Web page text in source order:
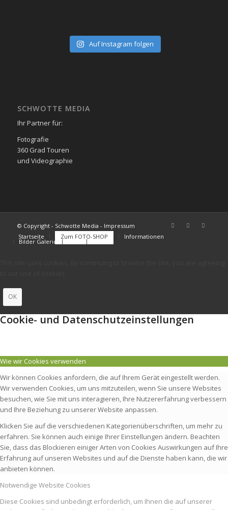
Auf Instagram folgen
SCHWOTTE MEDIA
Ihr Partner für:
Fotografie
360 Grad Touren
und Videographie
© Copyright - Schwotte Media - Impressum
Startseite
Zum FOTO-SHOP Informationen
Bilder Galerie
OK
Cookie- und Datenschutzeinstellungen
Wie wir Cookies verwenden
Wir können Cookies anfordern, die auf Ihrem Gerät eingestellt werden.
Wir verwenden Cookies, um uns mitzuteilen, wenn Sie unsere Websites
besuchen, wie Sie mit uns interagieren, Ihre Nutzererfahrung verbessern
und Ihre Beziehung zu unserer Website anpassen.
Klicken Sie auf die verschiedenen Kategorienüberschriften, um mehr zu
erfahren. Sie können auch einige Ihrer Einstellungen ändern. Beachten
Sie, dass das Blockieren einiger Arten von Cookies Auswirkungen auf Ihre
Erfahrung auf unseren Websites und auf die Dienste haben kann, die wir
anbieten können.
Notwendige Website Cookies
Diese Cookies sind unbedingt erforderlich, um Ihnen die auf unserer